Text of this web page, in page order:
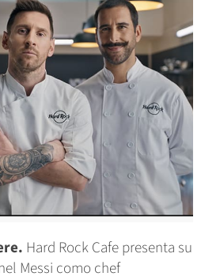
Hard Rock Cafe presenta su
Messi como chef